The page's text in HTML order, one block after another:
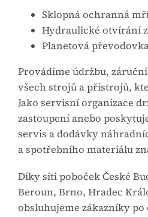
Sklopná ochranná
Hydraulické otvírání
Planetová
Provádíme údržbu,
všech strojů a přístrojů,
Jako servisní organizace
zastoupení anebo
servis a dodávky
a spotřebního materiálu
Díky síti poboček České
Beroun, Brno, Hradec
obsluhujeme zákazníky po